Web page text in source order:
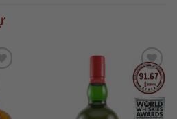
ADD TO
WISHLIST